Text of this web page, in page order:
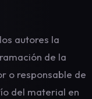
autores la
de la
o responsable de
del material en